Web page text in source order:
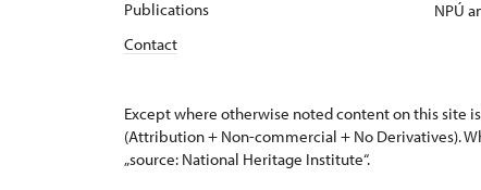
Publications
Contact
NPÚ
Except where otherwise noted content on this site
(Attribution + Non-commercial + No Derivatives).
„source: National Heritage Institute“.